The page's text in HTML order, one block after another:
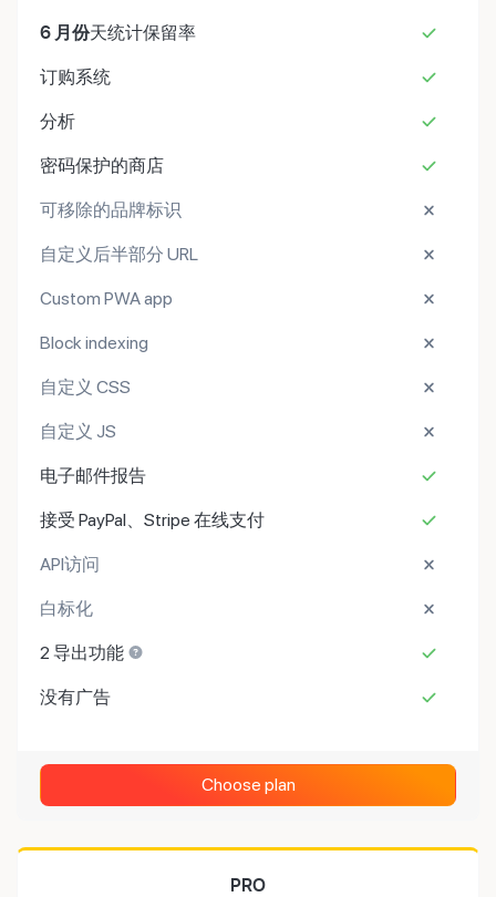
6 月份天统计保留率
订购系统
分析
密码保护的商店
可移除的品牌标识
自定义后半部分 URL
Custom PWA app
Block indexing
自定义 CSS
自定义 JS
电子邮件报告
接受 PayPal、Stripe 在线支付
API访问
白标化
2 导出功能
没有广告
Choose plan
PRO